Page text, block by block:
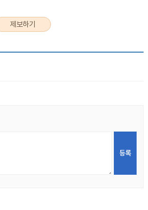
제보하기